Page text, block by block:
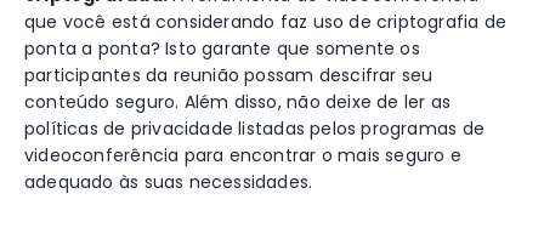
que você está considerando faz uso de criptografia de
ponta a ponta? Isto garante que somente os
participantes da reunião possam descifrar seu
conteúdo seguro. Além disso, não deixe de ler as
políticas de privacidade listadas pelos programas de
videoconferência para encontrar o mais seguro e
adequado às suas necessidades.